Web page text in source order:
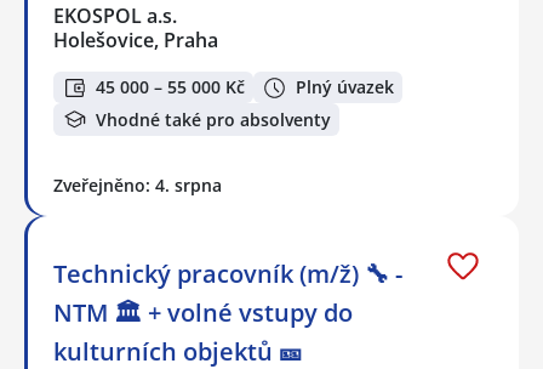
EKOSPOL a.s.
Holešovice, Praha
45 000 – 55 000 Kč
Plný úvazek
Vhodné také pro absolventy
Zveřejněno: 4. srpna
Technický pracovník (m/ž) 🔧 -
NTM 🏛 + volné vstupy do
kulturních objektů 🎫